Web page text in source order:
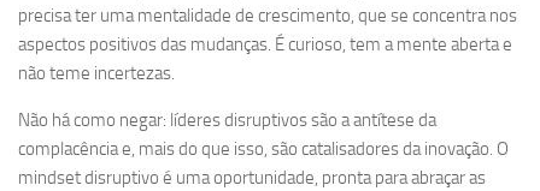
precisa ter uma mentalidade de crescimento, que se concentra nos
aspectos positivos das mudanças. É curioso, tem a mente aberta e
não teme incertezas.
Não há como negar: líderes disruptivos são a antítese da
complacência e, mais do que isso, são catalisadores da inovação. O
mindset disruptivo é uma oportunidade, pronta para abraçar as